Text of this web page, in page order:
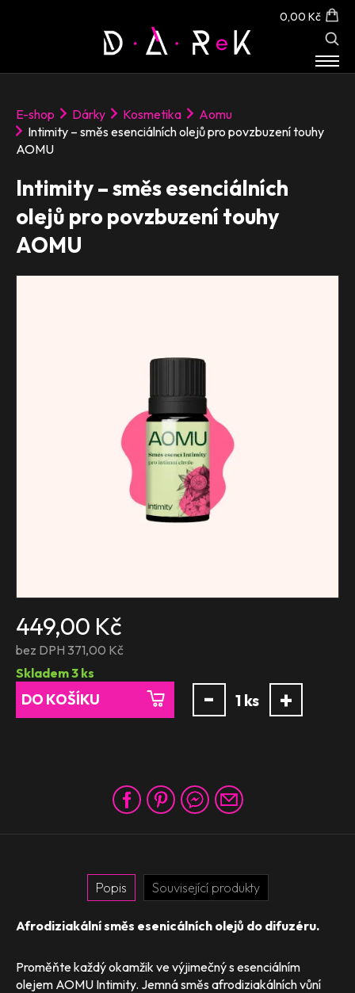
0,00 Kč
KONTAKT
E-shop Dárky Kosmetika
Aomu
Intimity – směs esenciálních olejů pro povzbuzení touhy
AOMU
Intimity – směs esenciálních
olejů pro povzbuzení touhy
AOMU
449,00 Kč
bez DPH 371,00 Kč
Skladem3 ks
DO KOŠÍKU - 1 ks +
Popis Související produkty
Afrodiziakální směs esenicálních olejů do difuzéru.
Proměňte každý okamžik ve výjimečný s esenciálním
olejem AOMU Intimity. Jemná směs afrodiziakálních vůní